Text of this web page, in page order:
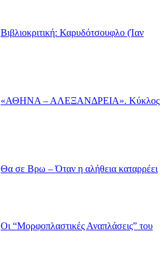
Βιβλιοκριτική: Καρυδότσουφλο (Ίαν
«ΑΘΗΝΑ – ΑΛΕΞΑΝΔΡΕΙΑ». Κύκλος
Θα σε Βρω – Όταν η αλήθεια καταρρέει
Οι “Μορφοπλαστικές Αναπλάσεις” του